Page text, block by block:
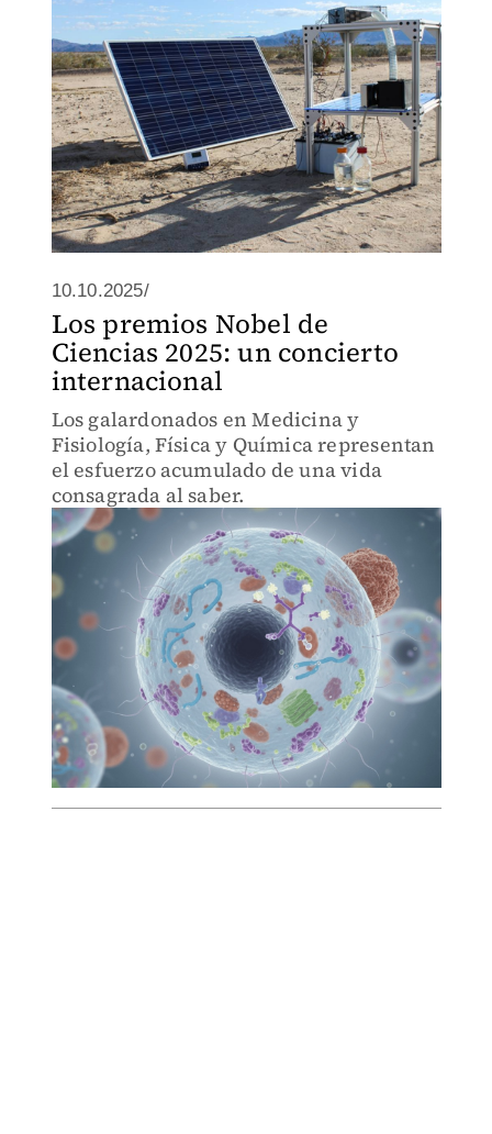
10.10.2025/
Los premios Nobel de
Ciencias 2025: un concierto
internacional
Los galardonados en Medicina y
Fisiología, Física y Química representan
el esfuerzo acumulado de una vida
consagrada al saber.